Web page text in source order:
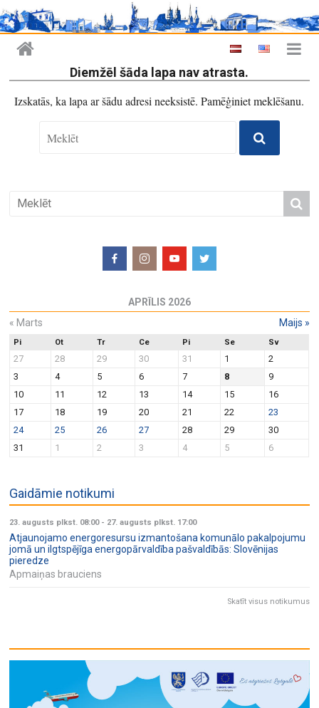
Diemžēl šāda lapa nav atrasta.
Izskatās, ka lapa ar šādu adresi neeksistē. Pamēģiniet meklēšanu.
APRĪLIS 2026
« Marts Maijs »
Pi Ot Tr Ce Pi Se Sv
27 28 29 30 31 1
2
3
4 5 6 7 8
9
10
11 12 13 14 15
16
17
18 19 20 21 22
23
24
25 26 27 28 29
30
31
1 2 3 4 5 6
Gaidāmie notikumi
23. augusts plkst. 08:00- 27. augusts plkst. 17:00
Atjaunojamo energoresursu izmantošana komunālo pakalpojumu
jomā un ilgtspējīga energopārvaldība pašvaldībās: Slovēnijas
pieredze
Apmaiņas brauciens
Skatīt visus notikumus